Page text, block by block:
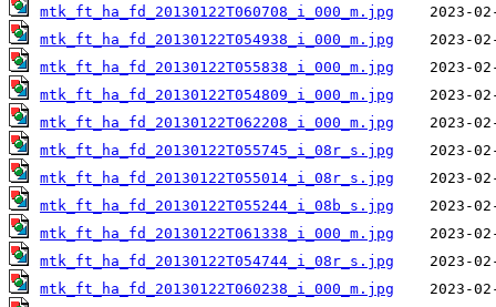
mtk_ft_ha_fd_20130122T060708_i_000_m.jpg
mtk_ft_ha_fd_20130122T054938_i_000_m.jpg
mtk_ft_ha_fd_20130122T055838_i_000_m.jpg
mtk_ft_ha_fd_20130122T054809_i_000_m.jpg
mtk_ft_ha_fd_20130122T062208_i_000_m.jpg
mtk_ft_ha_fd_20130122T055745_i_08r_s.jpg
mtk_ft_ha_fd_20130122T055014_i_08r_s.jpg
mtk_ft_ha_fd_20130122T055244_i_08b_s.jpg
mtk_ft_ha_fd_20130122T061338_i_000_m.jpg
mtk_ft_ha_fd_20130122T054744_i_08r_s.jpg
mtk_ft_ha_fd_20130122T060238_i_000_m.jpg